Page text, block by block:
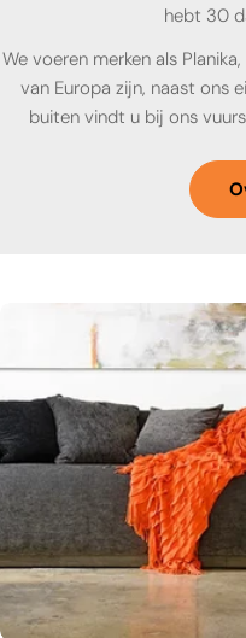
hebt 30
We voeren merken als
van Europa zijn, naast ons
buiten vindt u bij ons